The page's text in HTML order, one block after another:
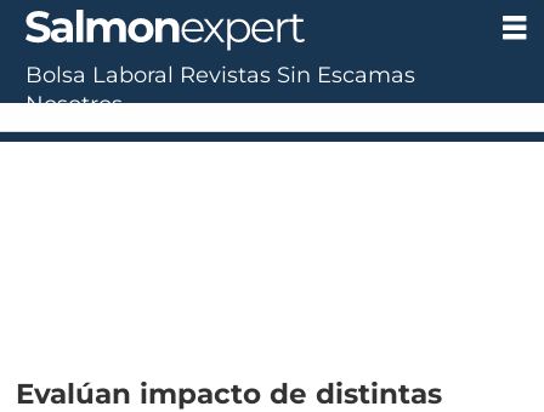
Evalúan impacto de distintas
Bolsa Laboral Revistas Sin Escamas
Nosotros